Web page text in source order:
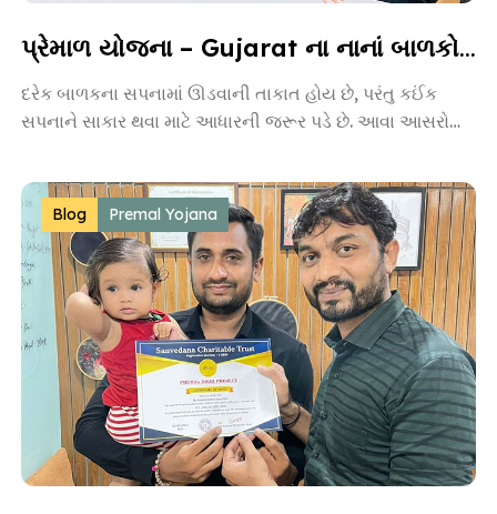
પ્રેમાળ યોજના – Gujarat ના નાનાં બાળકો માટે આશાની નવી કિરણ
દરેક બાળકના સપનામાં ઊડવાની તાકાત હોય છે, પરંતુ કઈંક
સપનાને સાકાર થવા માટે આધારની જરૂર પડે છે. આવા આસરો
Blog Premal Yojana